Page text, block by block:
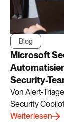
Blog
Microsoft
Security-
Von Alert-
Security
Weiterlesen